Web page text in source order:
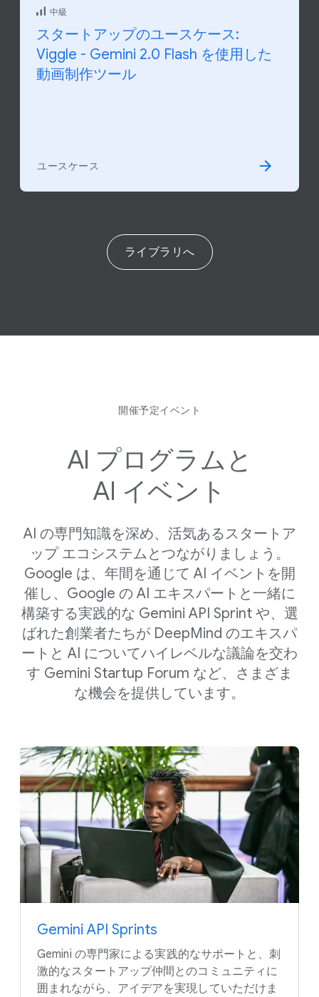
中級
スタートアップの​ユースケース:
Viggle - Gemini 2.0 Flash を​使用した​
動画制作ツール
ユースケース
ライブラリへ
開催予定イベント
AI プログラムと
AI イベント
AI の​専門知識を​深め、​活気ある​スタートア
ップ エコシステムと​つながりましょう。​
Google は、​年間を​通じて AI イベントを​開
催し、​Google の AI エキスパートと​一緒に​
構築する​実践的な Gemini API Sprint や、​選
ばれた​創業者たちが DeepMind の​エキスパ
ートと AI に​ついて​ハイレベルな​議論を​交わ
す Gemini Startup Forum など、​さまざま
な​機会を​提供しています。
Gemini API Sprints
Gemini の​専門家に​よる​実践的な​サポートと、​刺
激的な​スタートアップ仲間との​コミュニティに​
囲まれながら、​アイデアを​実現していただけま